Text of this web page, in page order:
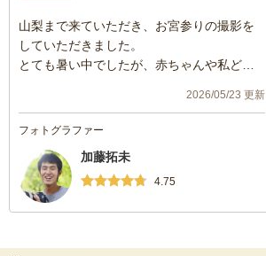
山梨まで来ていただき、お宮参りの撮影を
していただきました。
とても暑い中でしたが、赤ちゃんや私ども
撮影のリクエストも聞いていただき、写真
また機会があったらお願いしたいとおもい
ます！
2026/05/23 更新
フォトグラファー
加藤拓未
4.75